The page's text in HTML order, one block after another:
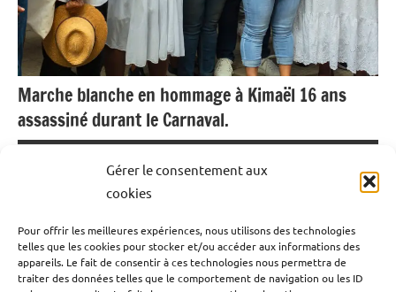
Gérer le consentement aux
cookies
Pour offrir les meilleures expériences, nous utilisons des technologies
telles que les cookies pour stocker et/ou accéder aux informations des
appareils. Le fait de consentir à ces technologies nous permettra de
traiter des données telles que le comportement de navigation ou les ID
Marche blanche en hommage à Kimaël 16 ans
assassiné durant le Carnaval.
26 janvier 2025 Emrick Leandre
agression au couteau en marge du défilé du carnaval du
dimanche 12 janvier 2025. Un événement qui a choqué la
Guadeloupe et au delà. Ce samedi 25 janvier, des